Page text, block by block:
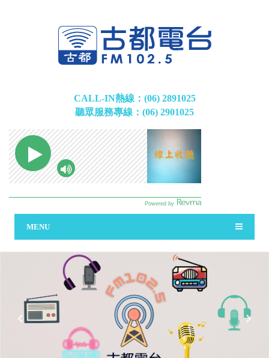
CALL-IN熱線：(06) 2891025
聽眾服務專線：(06) 2901025
MENU